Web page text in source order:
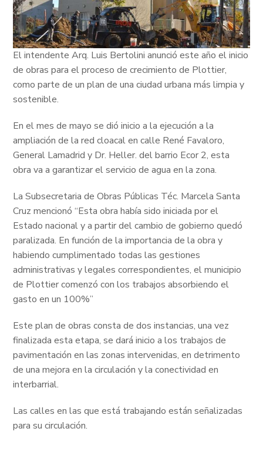
El intendente Arq. Luis Bertolini anunció este año el inicio
de obras para el proceso de crecimiento de Plottier,
como parte de un plan de una ciudad urbana más limpia y
sostenible.
En el mes de mayo se dió inicio a la ejecución a la
ampliación de la red cloacal en calle René Favaloro,
General Lamadrid y Dr. Heller. del barrio Ecor 2, esta
obra va a garantizar el servicio de agua en la zona.
La Subsecretaria de Obras Públicas Téc. Marcela Santa
Cruz mencionó “Esta obra había sido iniciada por el
Estado nacional y a partir del cambio de gobierno quedó
paralizada. En función de la importancia de la obra y
habiendo cumplimentado todas las gestiones
administrativas y legales correspondientes, el municipio
de Plottiercomenzó con los trabajosabsorbiendo el
gasto en un 100%”
Este plan de obras consta de dos instancias, una vez
finalizada esta etapa, se dará inicio a los trabajos de
pavimentación en las zonas intervenidas, en detrimento
de una mejora en la circulación y la conectividad en
interbarrial.
Las calles en las que está trabajando están señalizadas
para su circulación.